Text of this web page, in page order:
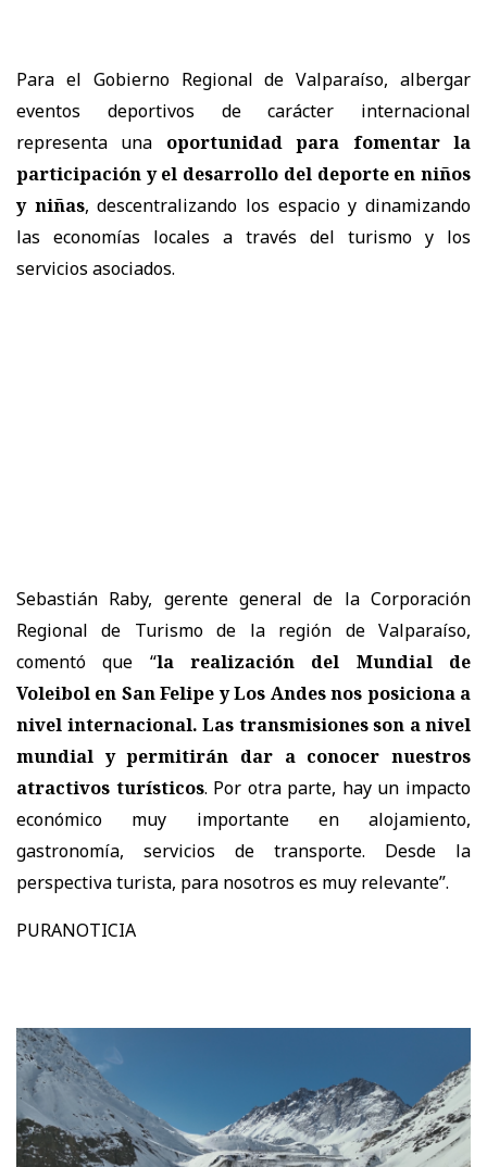
Para el Gobierno Regional de Valparaíso, albergar
eventos deportivos de carácter internacional
representa una
oportunidad para fomentar la
participación y el desarrollo del deporte en niños
y niñas, descentralizando los espacio y dinamizando
las economías locales a través del turismo y los
servicios asociados.
Sebastián Raby, gerente general de la Corporación
Regional de Turismo de la región de Valparaíso,
comentó que “la realización del Mundial de
Voleibol en San Felipe y Los Andes nos posiciona a
nivel internacional. Las transmisiones son a nivel
mundial y permitirán dar a conocer nuestros
atractivos turísticos. Por otra parte, hay un impacto
económico muy importante en alojamiento,
gastronomía, servicios de transporte. Desde la
perspectiva turista, para nosotros es muy relevante”.
PURANOTICIA